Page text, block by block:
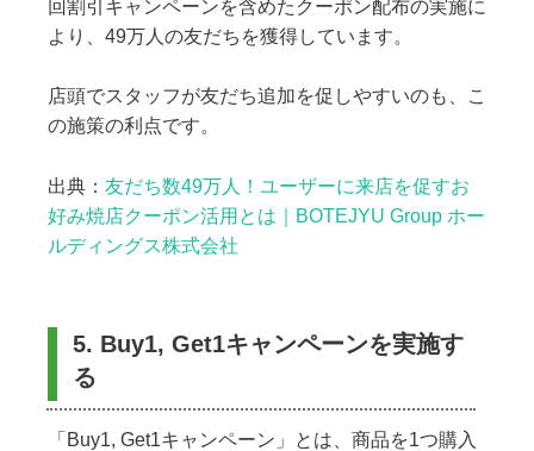
回割引キャンペーンを含めたクーポン配布の実施に
より、49万人の友だちを獲得しています。
店頭でスタッフが友だち追加を促しやすいのも、こ
の施策の利点です。
出典： 友だち数49万人！ユーザーに来店を促すお
好み焼店クーポン活用とは｜BOTEJYU Group ホー
ルディングス株式会社
5. Buy1, Get1キャンペーンを実施す
る
「Buy1, Get1キャンペーン」とは、商品を1つ購入